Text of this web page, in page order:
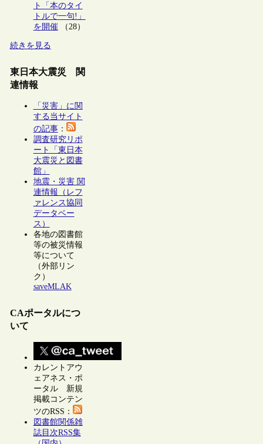
ト「本のタイ
トルで一句!」
を開催（28）
続きを見る
東日本大震災 関
連情報
「災害」に関
する当サイト
の記事：
調査研究リポ
ート「東日本
大震災と図書
館」
地震・災害 関
連情報（レフ
ァレンス協同
データベー
ス）
各地の図書館
等の被災情報
等について
（外部リン
ク）
saveMLAK
CAポータルにつ
いて
カレントアウ
ェアネス・ポ
ータル 新規
掲載コンテン
ツのRSS：
図書館関係雑
誌目次RSS集